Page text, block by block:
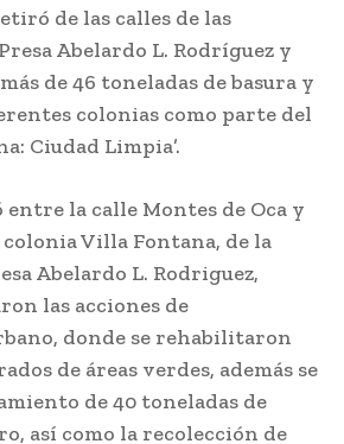
de las calles de las
Abelardo L. Rodríguez y
de 46 toneladas de basura y
colonias como parte del
Ciudad Limpia’.
la calle Montes de Oca y
colonia Villa Fontana, de la
Abelardo L. Rodriguez,
las acciones de
donde se rehabilitaron
de áreas verdes, además se
de 40 toneladas de
así como la recolección de